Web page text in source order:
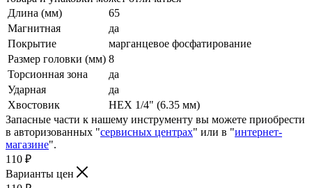
Длина (мм)
65
Магнитная
да
Покрытие
марганцевое фосфатирование
Размер головки (мм) 8
Торсионная зона
да
Ударная
да
Хвостовик
HEX 1/4" (6.35 мм)
Запасные части к нашему инструменту вы можете приобрести
в авторизованных "сервисных центрах" или в "интернет-
магазине".
110 ₽
Варианты цен